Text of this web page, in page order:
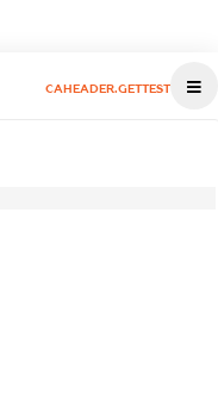
CAHEADER.GETTEST